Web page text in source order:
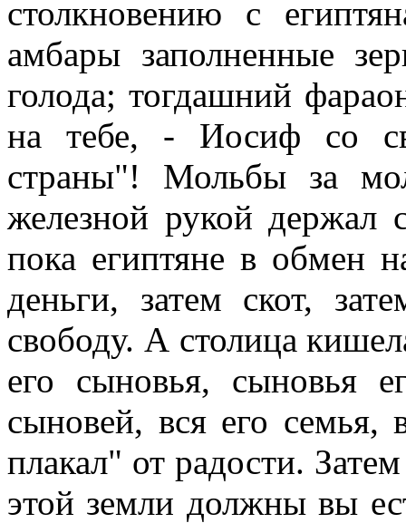
столкновению с
амбары заполненные
голода; тогдашний
на тебе, - Иосиф со
страны"! Мольбы за
железной рукой держал
пока египтяне в обмен
деньги, затем скот,
свободу. А столица
его сыновья, сыновья
сыновей, вся его
плакал" от радости.
этой земли должны вы